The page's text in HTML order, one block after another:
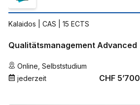
Kalaidos | CAS | 15 ECTS
Qualitätsmanagement Advanced
Online Selbststudium
jederzeit
CHF 5’700